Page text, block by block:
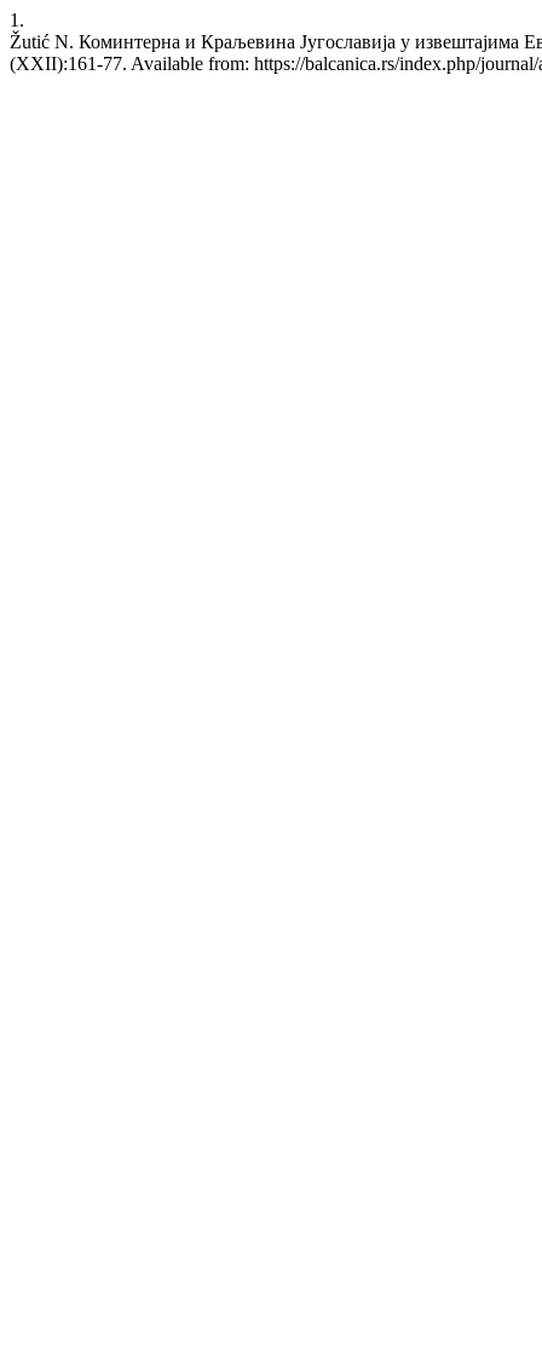
1.
Žutić N. Коминтерна и Краљевина Југославија у извештајима
(XXII):161-77. Available from: https://balcanica.rs/index.php/